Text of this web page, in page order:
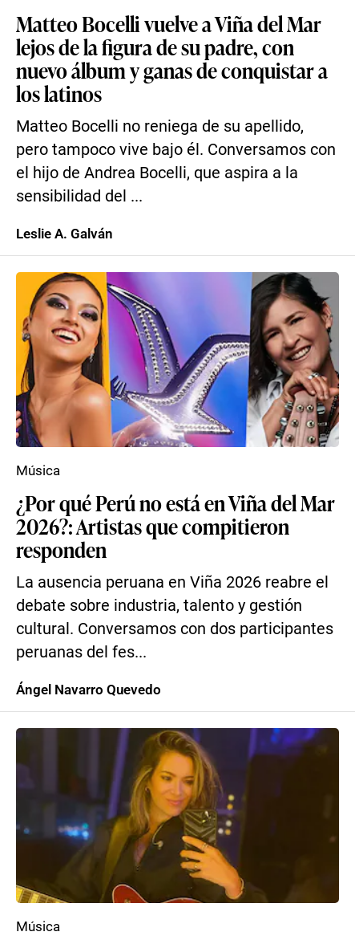
Matteo Bocelli vuelve a Viña del Mar
lejos de la figura de su padre, con
nuevo álbum y ganas de conquistar a
los latinos
Matteo Bocelli no reniega de su apellido,
pero tampoco vive bajo él. Conversamos con
el hijo de Andrea Bocelli, que aspira a la
sensibilidad del ...
Leslie A. Galván
¿Por qué Perú no está en Viña del Mar
2026?: Artistas que compitieron
responden
La ausencia peruana en Viña 2026 reabre el
debate sobre industria, talento y gestión
cultural. Conversamos con dos participantes
peruanas del fes...
Música
Ángel Navarro Quevedo
Música